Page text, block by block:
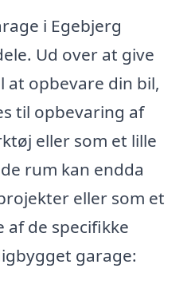
i Egebjerg
Ud over at give
at opbevare din bil,
til opbevaring af
eller som et lille
rum kan endda
eller som et
af de specifikke
garage: